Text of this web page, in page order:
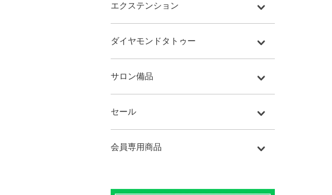
エクステンション
ダイヤモンドタトゥー
サロン備品
セール
会員専用商品